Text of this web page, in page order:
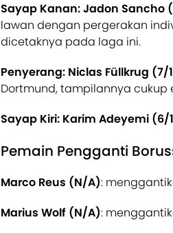
Sayap Kanan: Jadon Sancho
lawan dengan pergerakan
dicetaknya pada laga ini.
Penyerang: Niclas Füllkrug (7/
Dortmund, tampilannya cukup
Sayap Kiri: Karim Adeyemi (6/
Pemain Pengganti
Marco Reus (N/A):
Marius Wolf (N/A):